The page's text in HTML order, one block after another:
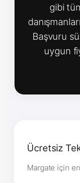
gibi
Başvuru
uygun
Ücretsiz
Margate için